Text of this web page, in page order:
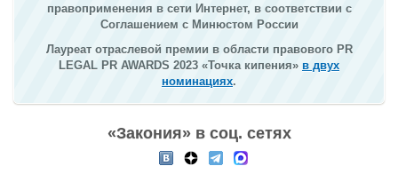
правоприменения в сети Интернет, в соответствии с
Соглашением с Минюстом России
Лауреат отраслевой премии в области правового PR
LEGAL PR AWARDS 2023 «Точка кипения» в двух
номинациях.
«Закония» в соц. сетях